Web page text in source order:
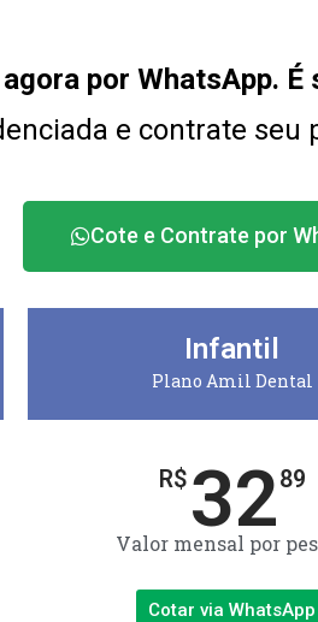
por WhatsApp. É
e contrate
Cote e Contrate por
Infantil
Plano Amil Dental
R$ 3289
Valor mensal por
Cotar via WhatsApp